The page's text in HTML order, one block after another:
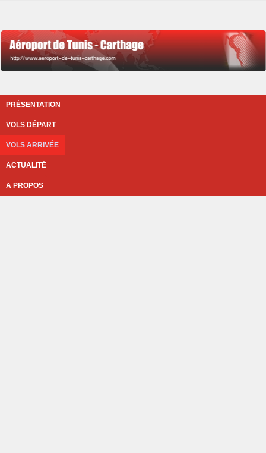
PRÉSENTATION
VOLS DÉPART
VOLS ARRIVÉE
ACTUALITÉ
A PROPOS